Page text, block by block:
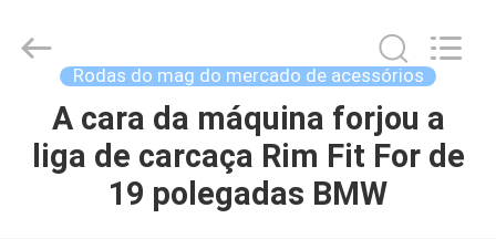
CASA
PRODUTOS
Rimax
Industry
Rodas do mag do mercado de acessórios
A cara da máquina forjou a
liga de carcaça Rim Fit For de
19 polegadas BMW